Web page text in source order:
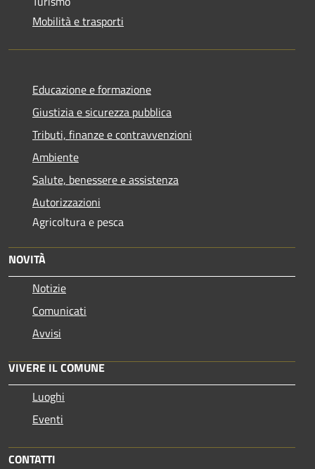
Mobilità e trasporti
Educazione e formazione
Giustizia e sicurezza pubblica
Tributi, finanze e contravvenzioni
Ambiente
Salute, benessere e assistenza
Autorizzazioni
Agricoltura e pesca
NOVITÀ
Notizie
Comunicati
Avvisi
VIVERE IL COMUNE
Luoghi
Eventi
CONTATTI